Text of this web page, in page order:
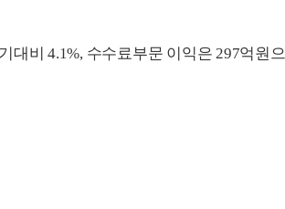
대비 4.1%, 수수료부문 이익은 297억원으